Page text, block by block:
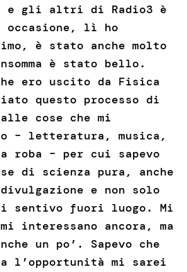
e gli altri di Radio3 è
occasione, lì ho
è stato anche molto
è stato bello.
ero uscito da Fisica
questo processo di
cose che mi
– letteratura, musica,
roba – per cui sapevo
di scienza pura, anche
e non solo
sentivo fuori luogo. Mi
interessano ancora, ma
un po’. Sapevo che
l’opportunità mi sarei